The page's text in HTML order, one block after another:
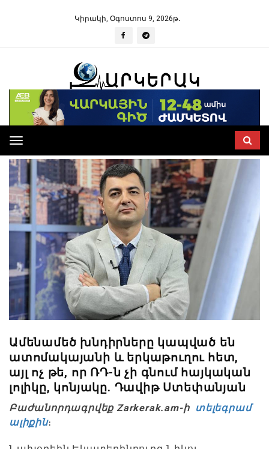
Կիրակի, Օգոստոս 9, 2026թ․
Toggle
navigation
Ամենամեծ խնդիրները կապված են
ատոմակայանի և երկաթուղու հետ,
այլ ոչ թե, որ ՌԴ-ն չի գնում հայկական
լոլիկը, կոնյակը. Դավիթ Ստեփանյան
Բաժանորդագրվեք Zarkerak.am-ի տելեգրամ
ալիքին։